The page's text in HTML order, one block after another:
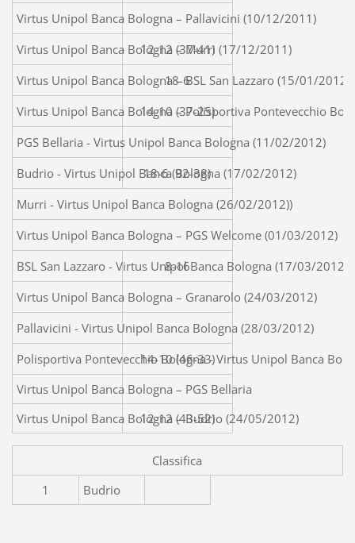
Virtus Unipol Banca Bologna – Pallavicini (10/12/2011)
Virtus Unipol Banca Bologna – Murri (17/12/2011)
12-12 (37-41)
Virtus Unipol Banca Bologna – BSL San Lazzaro (15/01/2012)
18-6
Virtus Unipol Banca Bologna – Polisportiva Pontevecchio
14-10 (37-25)
PGS Bellaria - Virtus Unipol Banca Bologna (11/02/2012)
Budrio - Virtus Unipol Banca Bologna (17/02/2012)
18-6 (92-38)
Murri - Virtus Unipol Banca Bologna (26/02/2012))
Virtus Unipol Banca Bologna – PGS Welcome (01/03/2012)
BSL San Lazzaro - Virtus Unipol Banca Bologna (17/03/2012)
8-16
Virtus Unipol Banca Bologna – Granarolo (24/03/2012)
Pallavicini - Virtus Unipol Banca Bologna (28/03/2012)
Polisportiva Pontevecchio Bologna - Virtus Unipol Banca
14-10 (46-33)
Virtus Unipol Banca Bologna – PGS Bellaria
Virtus Unipol Banca Bologna – Budrio (24/05/2012)
12-12 (43-52)
Classifica
1
Budrio